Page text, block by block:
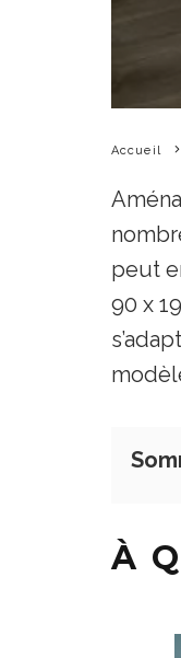
Accueil
peut
90 x
À